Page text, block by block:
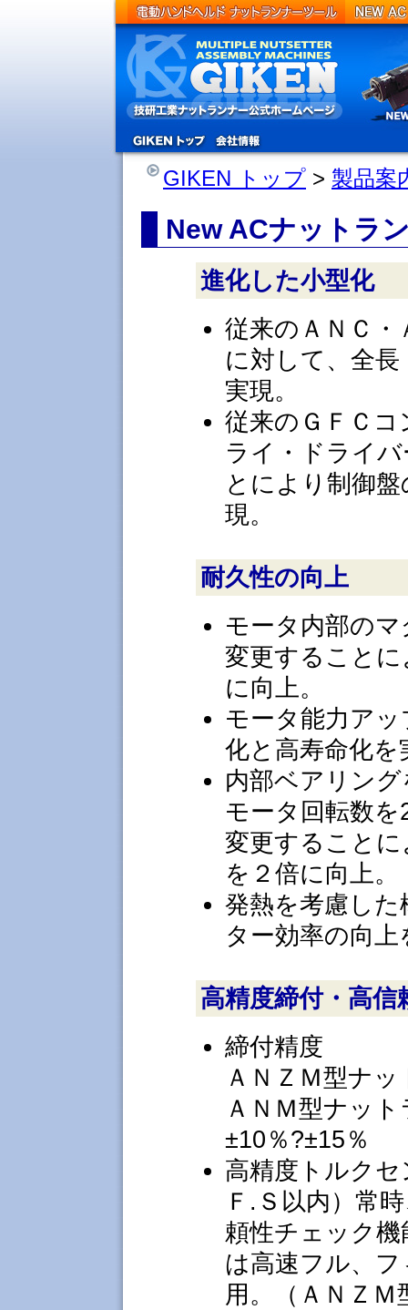
GIKEN トップ > 製品案
New ACナットラ
進化した小型化
従来のＡＮＣ
に対して、全
実現。
従来のＧＦＣ
ライ・ドライ
とにより制御
現。
耐久性の向上
モータ内部の
変更すること
に向上。
モータ能力ア
化と高寿命化を
内部ベアリン
モータ回転数
変更すること
を２倍に向上。
発熱を考慮し
ター効率の向上
高精度締付・高信
締付精度
ＡＮＺＭ型ナ
ＡＮＭ型ナッ
±10％?±15％
高精度トルク
Ｆ.Ｓ以内）常
頼性チェック
は高速フル、
用。（ＡＮＺ